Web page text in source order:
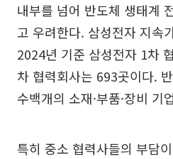
내부를 넘어 반도체 생태계
고 우려한다. 삼성전자 지속
2024년 기준 삼성전자 1차
차 협력회사는 693곳이다.
수백개의 소재·부품·장비
특히 중소 협력사들의 부담